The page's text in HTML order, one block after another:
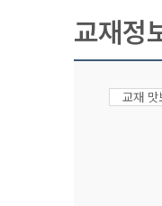
교재정
교재